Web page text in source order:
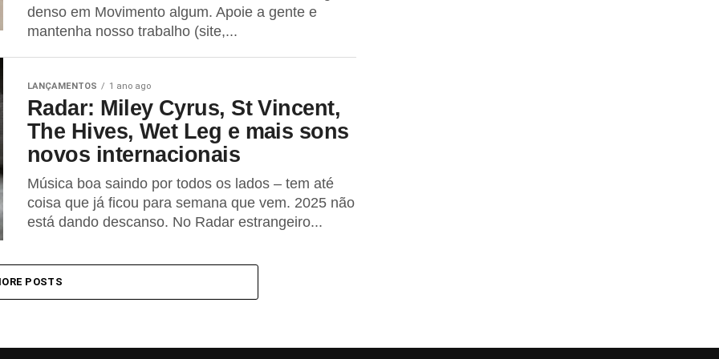
denso em Movimento algum. Apoie a gente e
mantenha nosso trabalho (site,...
LANÇAMENTOS 1 ano ago
Radar: Miley Cyrus, St Vincent,
The Hives, Wet Leg e mais sons
novos internacionais
Música boa saindo por todos os lados – tem até
coisa que já ficou para semana que vem. 2025 não
está dando descanso. No Radar estrangeiro...
POSTS